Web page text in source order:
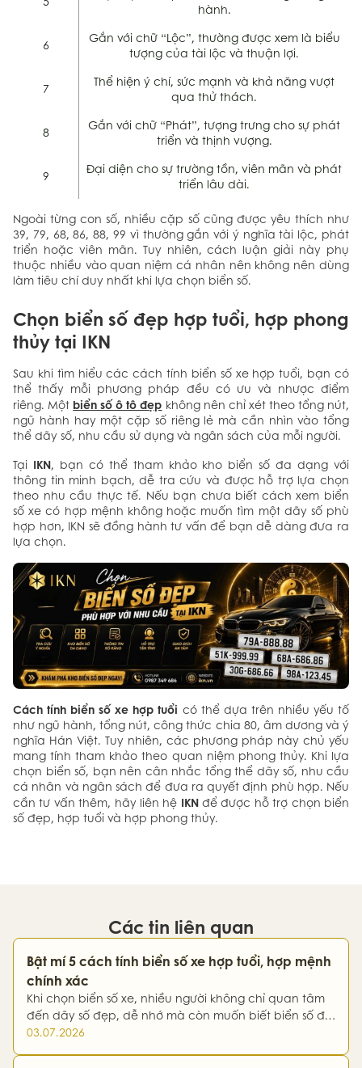
hành.
6
Gắn với chữ “Lộc”, thường được xem là biểu
tượng của tài lộc và thuận lợi.
7
Thể hiện ý chí, sức mạnh và khả năng vượt
qua thử thách.
8
Gắn với chữ “Phát”, tượng trưng cho sự phát
triển và thịnh vượng.
9
Đại diện cho sự trường tồn, viên mãn và phát
triển lâu dài.
Ngoài từng con số, nhiều cặp số cũng được yêu thích như
39, 79, 68, 86, 88, 99 vì thường gắn với ý nghĩa tài lộc, phát
triển hoặc viên mãn. Tuy nhiên, cách luận giải này phụ
thuộc nhiều vào quan niệm cá nhân nên không nên dùng
làm tiêu chí duy nhất khi lựa chọn biển số.
Chọn biển số đẹp hợp tuổi, hợp phong
thủy tại IKN
Sau khi tìm hiểu các cách tính biển số xe hợp tuổi, bạn có
thể thấy mỗi phương pháp đều có ưu và nhược điểm
riêng. Một biển số ô tô đẹp không nên chỉ xét theo tổng nút,
ngũ hành hay một cặp số riêng lẻ mà cần nhìn vào tổng
thể dãy số, nhu cầu sử dụng và ngân sách của mỗi người.
Tại IKN, bạn có thể tham khảo kho biển số đa dạng với
thông tin minh bạch, dễ tra cứu và được hỗ trợ lựa chọn
theo nhu cầu thực tế. Nếu bạn chưa biết cách xem biển
số xe có hợp mệnh không hoặc muốn tìm một dãy số phù
hợp hơn, IKN sẽ đồng hành tư vấn để bạn dễ dàng đưa ra
lựa chọn.
Cách tính biển số xe hợp tuổi có thể dựa trên nhiều yếu tố
như ngũ hành, tổng nút, công thức chia 80, âm dương và ý
nghĩa Hán Việt. Tuy nhiên, các phương pháp này chủ yếu
mang tính tham khảo theo quan niệm phong thủy. Khi lựa
chọn biển số, bạn nên cân nhắc tổng thể dãy số, nhu cầu
cá nhân và ngân sách để đưa ra quyết định phù hợp. Nếu
cần tư vấn thêm, hãy liên hệ IKNđể được hỗ trợ chọn biển
số đẹp, hợp tuổi và hợp phong thủy.
Các tin liên quan
Bật mí 5 cách tính biển số xe hợp tuổi, hợp mệnh
chính xác
Khi chọn biển số xe, nhiều người không chỉ quan tâm
đến dãy số đẹp, dễ nhớ mà còn muốn biết biển số đó
có hợp tuổi, hợp mệnh hay không. Theo quan niệm
03.07.2026